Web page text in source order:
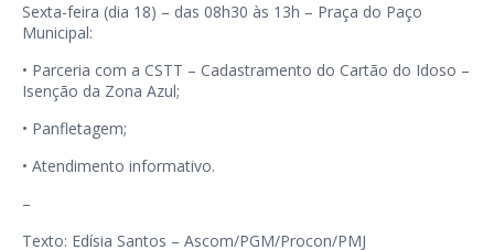
Sexta-feira (dia 18) – das 08h30 às 13h – Praça do Paço
Municipal:
• Parceria com a CSTT – Cadastramento do Cartão do Idoso –
Isenção da Zona Azul;
• Panfletagem;
• Atendimento informativo.
–
Texto: Edísia Santos – Ascom/PGM/Procon/PMJ